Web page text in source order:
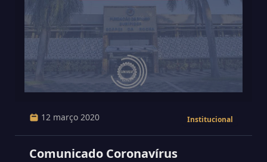
12 março 2020 Institucional
Comunicado Coronavírus